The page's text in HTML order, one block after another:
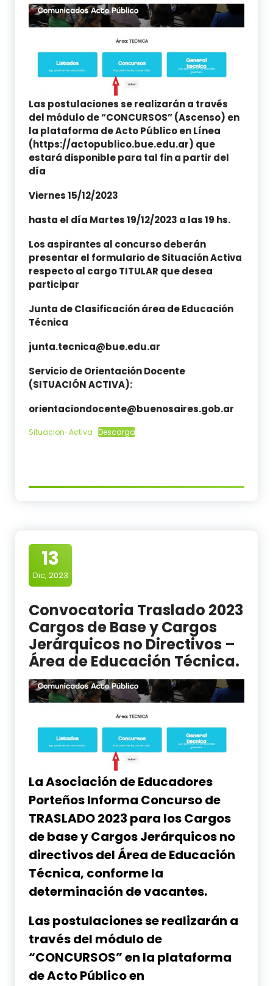
Las postulaciones se realizarán a través
del módulo de “CONCURSOS” (Ascenso) en
la plataforma de Acto Público en Línea
(https://actopublico.bue.edu.ar) que
estará disponible para tal fin a partir del
día
Viernes 15/12/2023
hasta el día Martes 19/12/2023 a las 19 hs.
Los aspirantes al concurso deberán
presentar el formulario de Situación Activa
respecto al cargo TITULAR que desea
participar
Junta de Clasificación área de Educación
Técnica
junta.tecnica@bue.edu.ar
Servicio de Orientación Docente
(SITUACIÓN ACTIVA):
orientaciondocente@buenosaires.gob.ar
Situacion-Activa Descarga
13
Dic, 2023
Convocatoria Traslado 2023
Cargos de Base y Cargos
Jerárquicos no Directivos –
Área de Educación Técnica.
La Asociación de Educadores
Porteños Informa Concurso de
TRASLADO2023 para losCargos
de baseyCargos Jerárquicos no
directivosdel Área de Educación
Técnica, conforme la
determinación de vacantes.
Las postulaciones se realizarán a
través del módulo de
“CONCURSOS” en la plataforma
de Acto Público en